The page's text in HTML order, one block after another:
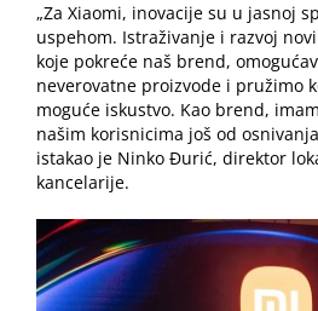
„Za Xiaomi, inovacije su u jasnoj
uspehom. Istraživanje i razvoj
koje pokreće naš brend,
neverovatne proizvode i pružimo
moguće iskustvo. Kao brend,
našim korisnicima još od
istakao je Ninko Đurić, direktor
kancelarije.